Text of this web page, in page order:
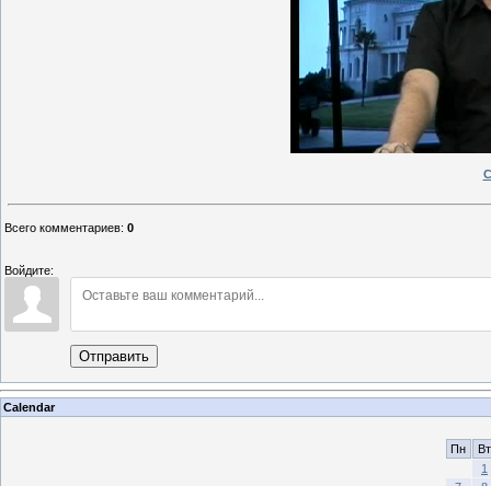
Всего комментариев: 0
Войдите:
Отправить
Calendar
Пн
Вт
1